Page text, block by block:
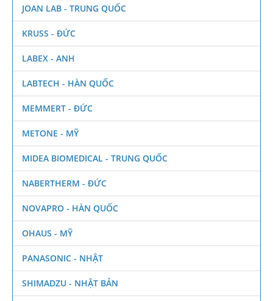
JOAN LAB - TRUNG QUỐC
KRUSS - ĐỨC
LABEX - ANH
LABTECH - HÀN QUỐC
MEMMERT - ĐỨC
METONE - MỸ
MIDEA BIOMEDICAL - TRUNG QUỐC
NABERTHERM - ĐỨC
NOVAPRO - HÀN QUỐC
OHAUS - MỸ
PANASONIC - NHẬT
SHIMADZU - NHẬT BẢN